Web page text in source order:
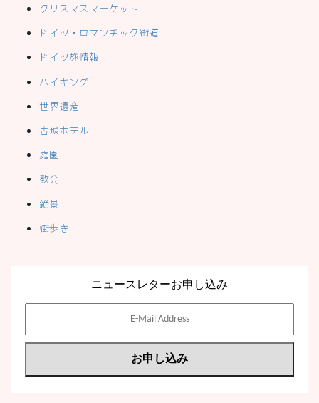
クリスマスマーケット
ドイツ・ロマンチック街道
ドイツ旅情報
ハイキング
世界遺産
古城ホテル
庭園
教会
絶景
街歩き
ニュースレターお申し込み